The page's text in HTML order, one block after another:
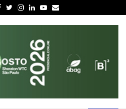
Facebook
Twitter
Instagram
LinkedinYoutube
Email